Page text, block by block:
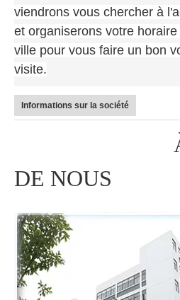
viendrons vous chercher à
et organiserons votre
ville pour vous faire un bon
visite.
Informations sur la société
DE NOUS